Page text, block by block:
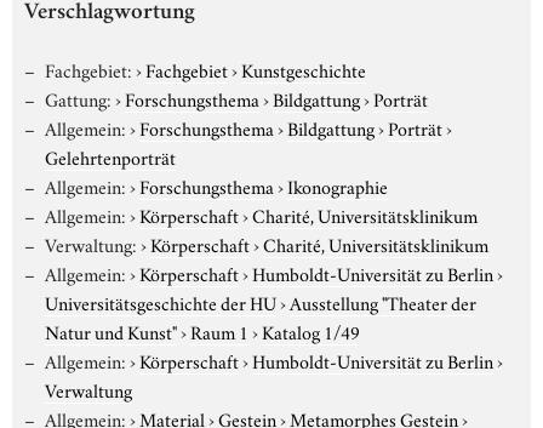
Verschlagwortung
Fachgebiet:›Fachgebiet›Kunstgeschichte
Gattung:›Forschungsthema›Bildgattung›Porträt
Allgemein:›Forschungsthema›Bildgattung›Porträt›
Gelehrtenporträt
Allgemein:›Forschungsthema›Ikonographie
Allgemein:›Körperschaft›Charité, Universitätsklinikum
Verwaltung:›Körperschaft›Charité, Universitätsklinikum
Allgemein:›Körperschaft›Humboldt-Universität zu Berlin›
Universitätsgeschichte der HU›Ausstellung "Theater der
Natur und Kunst"›Raum 1 ›Katalog 1/49
Allgemein:›Körperschaft›Humboldt-Universität zu Berlin›
Verwaltung
Allgemein:›Material›Gestein›Metamorphes Gestein›